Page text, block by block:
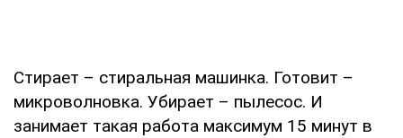
Стирает – стиральная машинка. Готовит –
микроволновка. Убирает – пылесос. И
занимает такая работа максимум 15 минут в